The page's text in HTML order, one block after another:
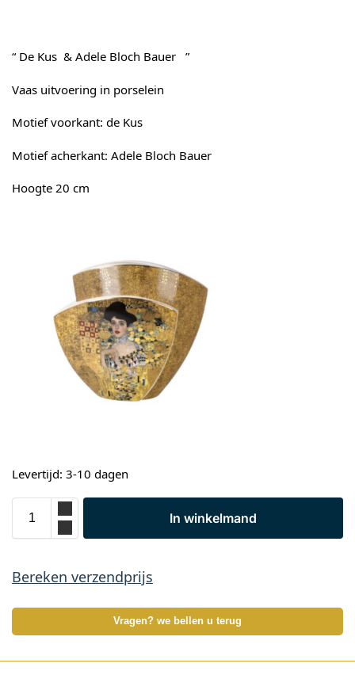
“ De Kus & Adele Bloch Bauer ”
Vaas uitvoering in porselein
Motief voorkant: de Kus
Motief acherkant: Adele Bloch Bauer
Hoogte 20 cm
Levertijd: 3-10 dagen
In winkelmand
Bereken verzendprijs
Vragen? we bellen u terug